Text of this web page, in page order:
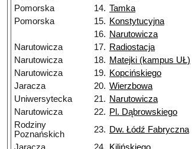
Pomorska
14. Tamka
Pomorska
15. Konstytucyjna
16. Narutowicza
Narutowicza
17. Radiostacja
Narutowicza
18. Matejki (kampus UŁ)
Narutowicza
19. Kopcińskiego
Jaracza
20. Wierzbowa
Uniwersytecka
21. Narutowicza
Narutowicza
22. Pl. Dąbrowskiego
Rodziny
Poznańskich
23. Dw. Łódź Fabryczna